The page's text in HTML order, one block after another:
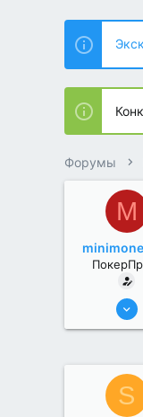
т
о
р
т
е
м
ы
Форумы
M
8
S